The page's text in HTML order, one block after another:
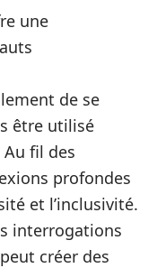
une
de se
être utilisé
fil des
profondes
et l’inclusivité.
interrogations
créer des